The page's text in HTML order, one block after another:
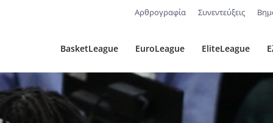
Αρθρογραφία Συνεντεύξεις
BasketLeague EuroLeague EliteLeague